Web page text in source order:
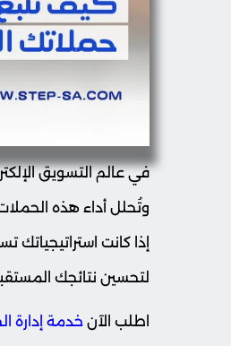
في عالم التسويق
وتُحلل أداء هذه
إذا كانت استراتيجياتك
لتحسين نتائجك
اطلب الآن خدمة إدارة